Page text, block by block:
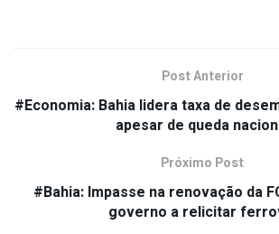
Post Anterior
#Economia: Bahia lidera taxa de
apesar de queda
Próximo Post
#Bahia: Impasse na renovação da
governo a relicitar